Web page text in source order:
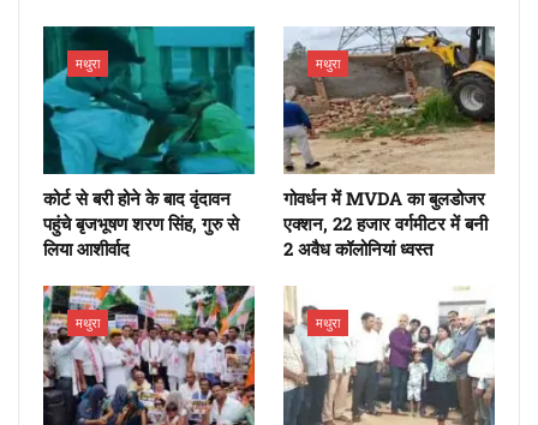
मथुरा
कोर्ट से बरी होने के बाद वृंदावन
पहुंचे बृजभूषण शरण सिंह, गुरु से
लिया आशीर्वाद
मथुरा
गोवर्धन में MVDA का बुलडोजर
एक्शन, 22 हजार वर्गमीटर में बनी
2 अवैध कॉलोनियां ध्वस्त
मथुरा मथुरा